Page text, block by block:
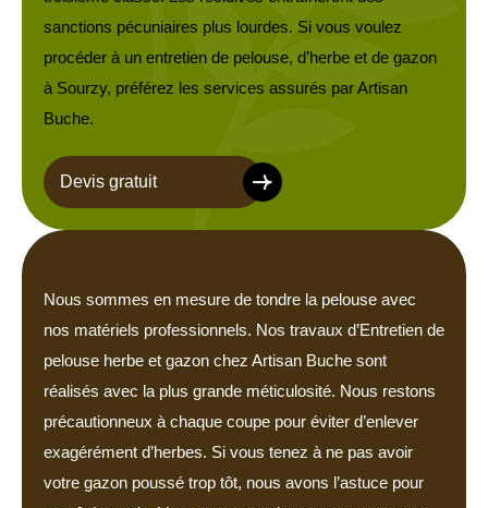
sanctions pécuniaires plus lourdes. Si vous voulez
procéder à un entretien de pelouse, d’herbe et de gazon
à Sourzy, préférez les services assurés par Artisan
Buche.
Devis gratuit
Nous sommes en mesure de tondre la pelouse avec
nos matériels professionnels. Nos travaux d’Entretien de
pelouse herbe et gazon chez Artisan Buche sont
réalisés avec la plus grande méticulosité. Nous restons
précautionneux à chaque coupe pour éviter d’enlever
exagérément d’herbes. Si vous tenez à ne pas avoir
votre gazon poussé trop tôt, nous avons l’astuce pour